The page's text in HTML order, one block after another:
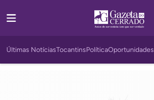
Últimas NotíciasTocantinsPolíticaOportunidades